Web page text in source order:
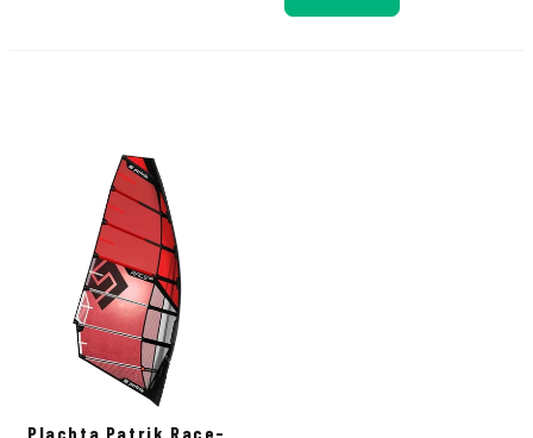
Plachta Patrik Race-